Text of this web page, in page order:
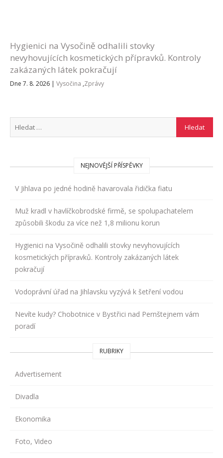
Hygienici na Vysočině odhalili stovky
nevyhovujících kosmetických přípravků. Kontroly
zakázaných látek pokračují
Dne 7. 8. 2026 | Vysočina ,Zprávy
NEJNOVĚJŠÍ PŘÍSPĚVKY
V Jihlava po jedné hodině havarovala řidička fiatu
Muž kradl v havlíčkobrodské firmě, se spolupachatelem
způsobili škodu za více než 1,8 milionu korun
Hygienici na Vysočině odhalili stovky nevyhovujících
kosmetických přípravků. Kontroly zakázaných látek
pokračují
Vodoprávní úřad na Jihlavsku vyzývá k šetření vodou
Nevíte kudy? Chobotnice v Bystřici nad Pernštejnem vám
poradí
RUBRIKY
Advertisement
Divadla
Ekonomika
Foto, Video